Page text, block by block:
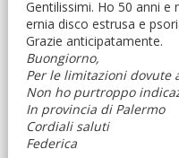
Gentilissimi. Ho 50 anni
ernia disco estrusa e
Grazie anticipatamente.
Buongiorno,
Per le limitazioni
Non ho purtroppo
In provincia di Palermo
Cordiali saluti
Federica